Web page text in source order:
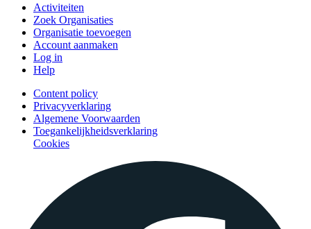
Activiteiten
Zoek Organisaties
Organisatie toevoegen
Account aanmaken
Log in
Help
Content policy
Privacyverklaring
Algemene Voorwaarden
Toegankelijkheidsverklaring
Cookies